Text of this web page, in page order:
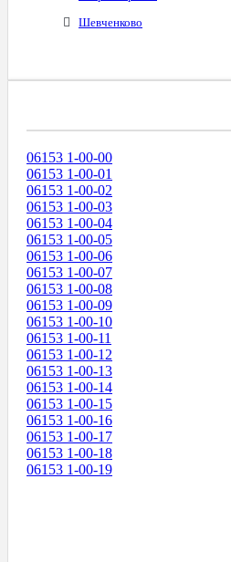
Шевченково
06153 1-00-00
06153 1-00-01
06153 1-00-02
06153 1-00-03
06153 1-00-04
06153 1-00-05
06153 1-00-06
06153 1-00-07
06153 1-00-08
06153 1-00-09
06153 1-00-10
06153 1-00-11
06153 1-00-12
06153 1-00-13
06153 1-00-14
06153 1-00-15
06153 1-00-16
06153 1-00-17
06153 1-00-18
06153 1-00-19